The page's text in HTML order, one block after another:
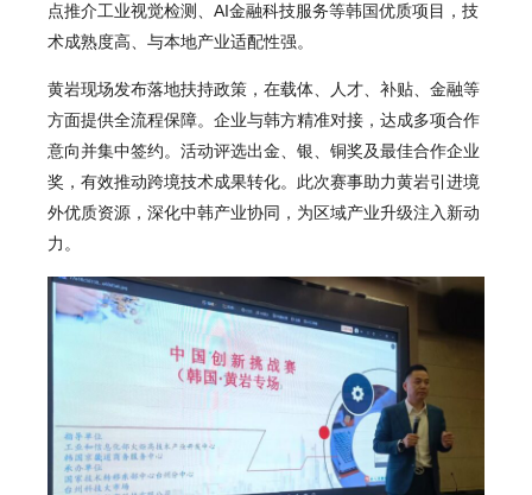
点推介工业视觉检测、AI金融科技服务等韩国优质项目，技
术成熟度高、与本地产业适配性强。
黄岩现场发布落地扶持政策，在载体、人才、补贴、金融等
方面提供全流程保障。企业与韩方精准对接，达成多项合作
意向并集中签约。活动评选出金、银、铜奖及最佳合作企业
奖，有效推动跨境技术成果转化。此次赛事助力黄岩引进境
外优质资源，深化中韩产业协同，为区域产业升级注入新动
力。